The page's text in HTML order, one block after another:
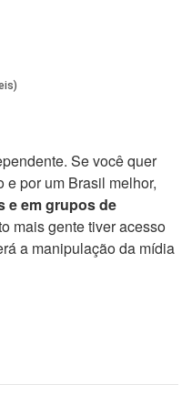
Se você quer
por um Brasil melhor,
e em grupos de
mais gente tiver acesso
a manipulação da mídia